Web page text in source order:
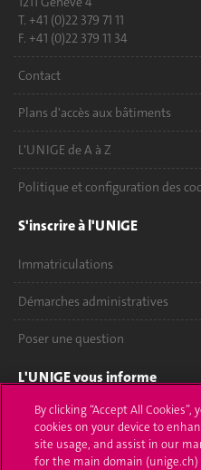
T. +41 (0)22 379 71 11
F. +41 (0)22 379 11 34
Contact
Plans d'accès aux bâtiments
L'UNIGE de A à Z
Politique et configuration des
S'inscrire à l'UNIGE
Immatriculations
Démarches administratives
Poser une question
L'UNIGE vous informe
UNIGE Mobile
Médias
By clicking “Accept All
cookies on your device to
site usage, and assist in our
for the main domain (unige.ch)